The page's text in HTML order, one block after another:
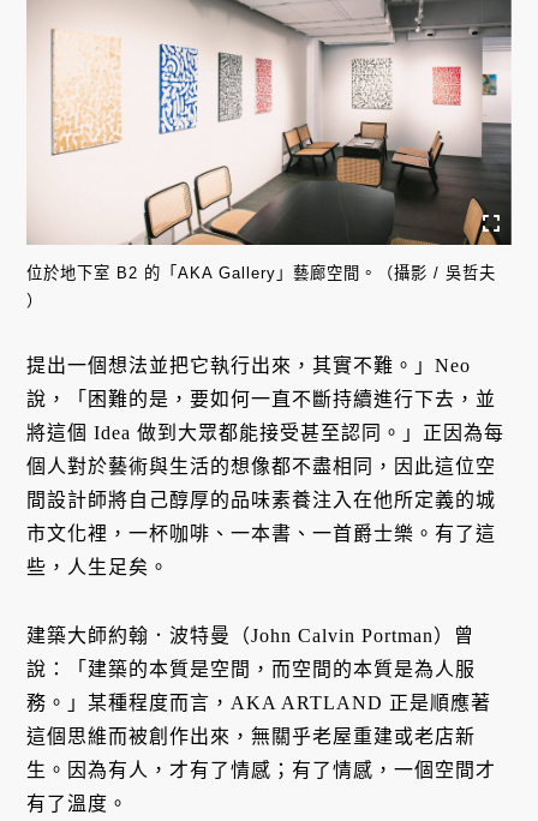
位於地下室 B2 的「AKA Gallery」藝廊空間。（攝影 / 吳哲夫
）
提出一個想法並把它執行出來，其實不難。」Neo
說，「困難的是，要如何一直不斷持續進行下去，並
將這個 Idea 做到大眾都能接受甚至認同。」正因為每
個人對於藝術與生活的想像都不盡相同，因此這位空
間設計師將自己醇厚的品味素養注入在他所定義的城
市文化裡，一杯咖啡、一本書、一首爵士樂。有了這
些，人生足矣。
建築大師約翰．波特曼（John Calvin Portman）曾
說：「建築的本質是空間，而空間的本質是為人服
務。」某種程度而言，AKA ARTLAND 正是順應著
這個思維而被創作出來，無關乎老屋重建或老店新
生。因為有人，才有了情感；有了情感，一個空間才
有了溫度。